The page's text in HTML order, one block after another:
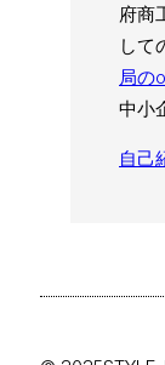
府商
して
局の
中小
自己